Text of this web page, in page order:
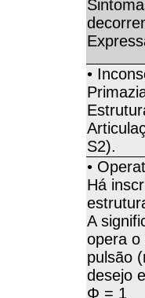
•
S2).
•
Há
A
opera o
pulsão
desejo
Φ = 1